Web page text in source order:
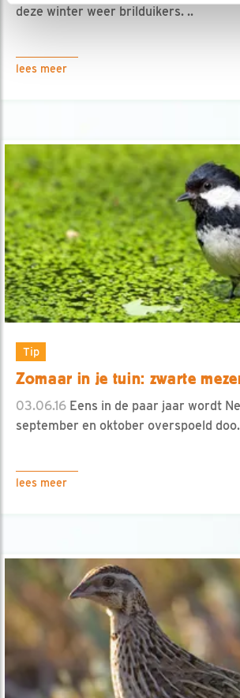
deze winter weer brilduikers. ..
lees meer
Tip
Zomaar in je tuin: zwarte
03.06.16 Eens in de paar jaar wordt
september en oktober overspoeld
lees meer